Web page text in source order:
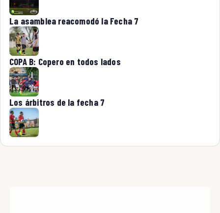
La asamblea reacomodó la Fecha 7
COPA B: Copero en todos lados
Los árbitros de la fecha 7